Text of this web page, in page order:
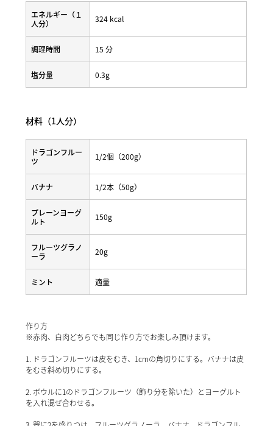
エネルギー（１
人分）
324 kcal
調理時間 15 分
塩分量 0.3g
材料（1人分）
ドラゴンフルー
ツ
1/2個（200g）
バナナ 1/2本（50g）
プレーンヨーグ
ルト
150g
フルーツグラノ
ーラ
20g
ミント 適量
作り方
※赤肉、白肉どちらでも同じ作り方でお楽しみ頂けます。
1. ドラゴンフルーツは皮をむき、1cmの角切りにする。バナナは皮
をむき斜め切りにする。
2. ボウルに1のドラゴンフルーツ（飾り分を除いた）とヨーグルト
を入れ混ぜ合わせる。